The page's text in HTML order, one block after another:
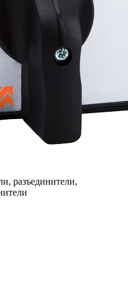
разъединители,